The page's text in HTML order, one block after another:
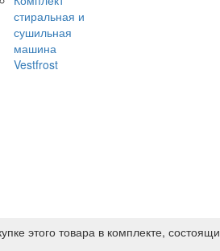
стиральная и
сушильная
машина
Vestfrost
этого товара в комплекте,